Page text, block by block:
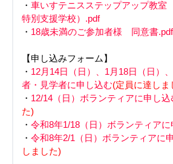
・ 車いすテニスステップアップ教
特別支援学校）.pdf
・ 18歳未満のご参加者様 同意書.pdf
【申し込みフォーム】
・ 12月14日（日）、1月18日（日）
者・見学者に申し込む(定員に達しま
・ 12/14（日）ボランティアに申し込
た)
・ 令和8年1/18（日）ボランティアに
・ 令和8年2/1（日）ボランティアに
しました)